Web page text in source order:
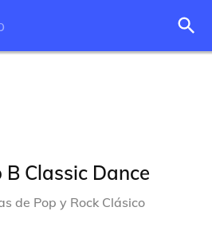
B Classic Dance
de Pop y Rock Clásico